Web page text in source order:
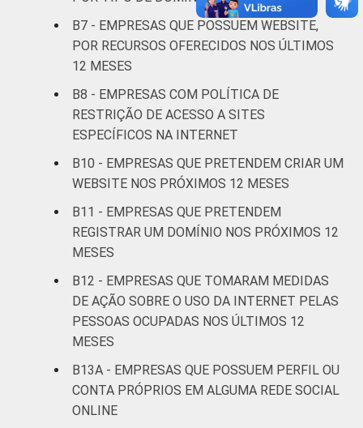
serviços
Fonte: CGI.br/NIC.br, Centro Regional de
Estudos para o Desenvolvimento da
Sociedade da Informação (Cetic.br),
Pesquisa sobre o uso das tecnologias de
informação e comunicação nas empresas
brasileiras - TIC Empresas 2017.
Atualizado em 04 de junho de 2019. Para
https://cetic.br/noticia/correcao-das-
tabelas-de-resultados-da-pesquisa-tic-
empresas-2017
B7 - EMPRESAS QUE POSSUEM WEBSITE,
POR RECURSOS OFERECIDOS NOS ÚLTIMOS
12 MESES
B8 - EMPRESAS COM POLÍTICA DE
RESTRIÇÃO DE ACESSO A SITES
ESPECÍFICOS NA INTERNET
B10 - EMPRESAS QUE PRETENDEM CRIAR UM
WEBSITE NOS PRÓXIMOS 12 MESES
B11 - EMPRESAS QUE PRETENDEM
REGISTRAR UM DOMÍNIO NOS PRÓXIMOS 12
MESES
B12 - EMPRESAS QUE TOMARAM MEDIDAS
DE AÇÃO SOBRE O USO DA INTERNET PELAS
PESSOAS OCUPADAS NOS ÚLTIMOS 12
MESES
B13A - EMPRESAS QUE POSSUEM PERFIL OU
CONTA PRÓPRIOS EM ALGUMA REDE SOCIAL
ONLINE